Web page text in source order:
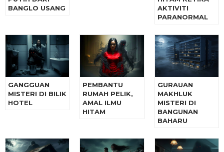
BANGLO USANG
AKTIVITI
PARANORMAL
GANGGUAN
MISTERI DI BILIK
HOTEL
PEMBANTU
RUMAH PELIK,
AMAL ILMU
HITAM
GURAUAN
MAKHLUK
MISTERI DI
BANGUNAN
BAHARU